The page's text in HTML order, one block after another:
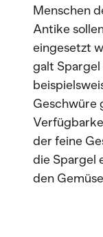
Menschen
Antike
eingesetzt
galt Spargel
Geschwüre
der feine
die Spargel
den